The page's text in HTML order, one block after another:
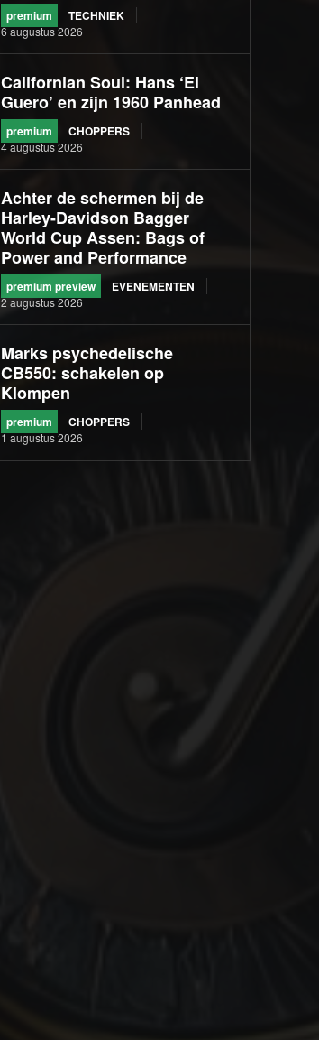
premium TECHNIEK
6 augustus 2026
Californian Soul: Hans ‘El
Guero’ en zijn 1960 Panhead
premium CHOPPERS
4 augustus 2026
Achter de schermen bij de
Harley-Davidson Bagger
World Cup Assen: Bags of
Power and Performance
premium preview EVENEMENTEN
2 augustus 2026
Marks psychedelische
CB550: schakelen op
Klompen
premium CHOPPERS
1 augustus 2026